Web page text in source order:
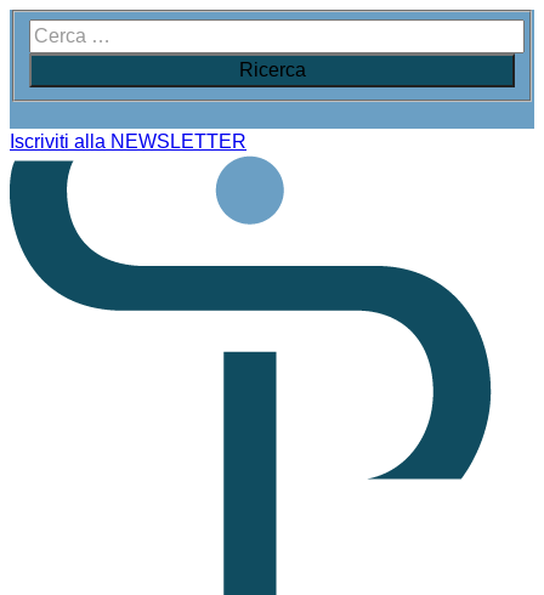
Iscriviti alla NEWSLETTER